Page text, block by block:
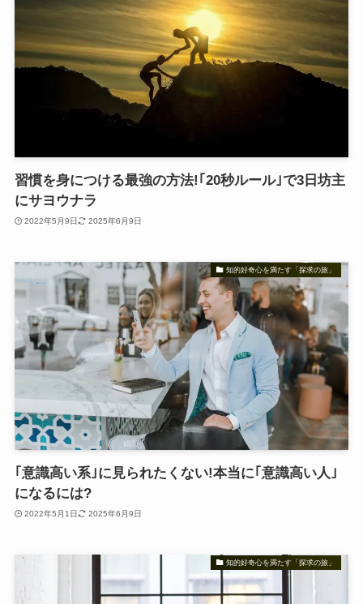
習慣を身につける最強の方法!｢20秒ルール｣で3日坊主
にサヨウナラ
2022年5月9日 2025年6月9日
知的好奇心を満たす「探求の旅」
｢意識高い系｣に見られたくない!本当に｢意識高い人｣
になるには?
2022年5月1日 2025年6月9日
知的好奇心を満たす「探求の旅」